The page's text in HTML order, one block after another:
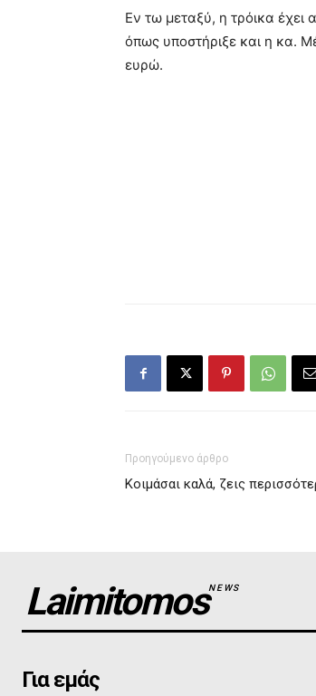
Εν τω μεταξύ, η τρόικα έχει
όπως υποστήριξε και η κα.
ευρώ.
Προηγούμενο άρθρο
Κοιμάσαι καλά, ζεις
LaimitomosNEWS
Για εμάς